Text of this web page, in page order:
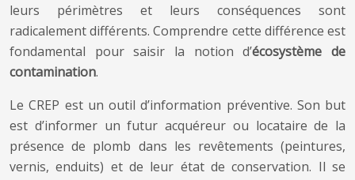
leurs périmètres et leurs conséquences sont
radicalement différents. Comprendre cette différence est
fondamental pour saisir la notion d’écosystème de
contamination.
Le CREP est un outil d’information préventive. Son but
est d’informer un futur acquéreur ou locataire de la
présence de plomb dans les revêtements (peintures,
vernis, enduits) et de leur état de conservation. Il se